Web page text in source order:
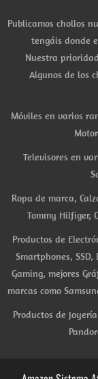
Publicamos chollos
tengáis donde
Nuestra
Algunos de los
Móviles en varios
Televisores en
Ropa de marca,
Tommy Hilfiger,
Productos de
Smartphones,
Gaming, mejores
marcas como
Productos de